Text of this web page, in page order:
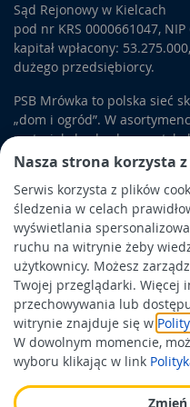
Nasza strona korzysta
Serwis korzysta z plików
śledzenia w celach
wyświetlania
ruchu na witrynie żeby
użytkownicy. Możesz
Twojej przeglądarki. Więcej
przechowywania lub
witrynie znajduje się w
W dowolnym momencie,
wyboru klikając w link
Sąd Rejonowy w Kielcach
pod nr KRS 0000661047,
kapitał wpłacony:
dużego przedsiębiorcy.
PSB Mrówka to polska sieć
„dom i ogród”. W
materiały budowlane,
wyposażenie łazienek i
artykuły związane z
Obowiązek informacyjny
Polityka prywatności
Polityka Cookies
Odbiór zużytego sprzętu
Wspierają nas: